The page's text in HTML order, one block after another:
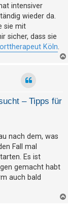
intensiver
wieder da.
sie mit
sicher, dass sie
Köln
– Tipps für
nach dem, was
Fall mal
Es ist
gemacht habt
auch bald